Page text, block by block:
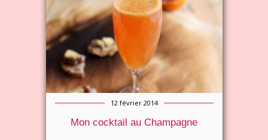
12 février 2014
Mon cocktail au Champagne